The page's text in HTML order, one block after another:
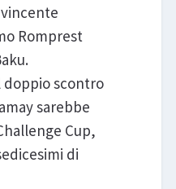
Romprest
doppio scontro
sarebbe
Cup,
di